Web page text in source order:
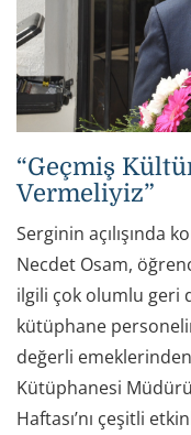
“Geçmiş
Vermeliyiz”
Serginin açılışında
Necdet Osam,
ilgili çok olumlu geri
kütüphane
değerli
Kütüphanesi
Haftası’nı çeşitli